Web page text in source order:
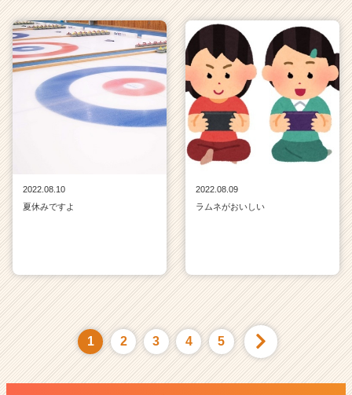
2022.08.10
夏休みですよ
2022.08.09
ラムネがおいしい
1 2 3 4 5